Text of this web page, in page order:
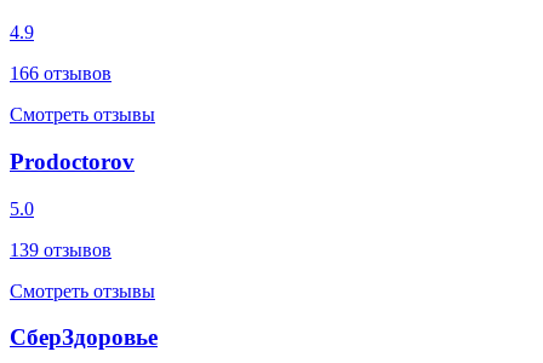
4.9
166 отзывов
Смотреть отзывы
Prodoctorov
5.0
139 отзывов
Смотреть отзывы
СберЗдоровье